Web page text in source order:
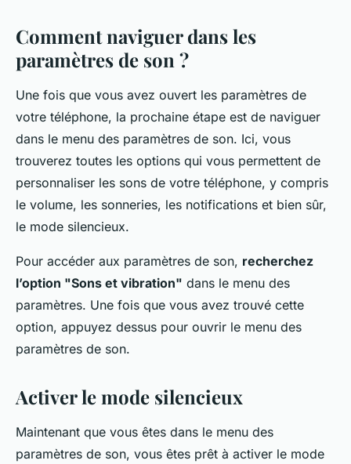
Comment naviguer dans les
paramètres de son ?
Une fois que vous avez ouvert les paramètres de
votre téléphone, la prochaine étape est de naviguer
dans le menu des paramètres de son. Ici, vous
trouverez toutes les options qui vous permettent de
personnaliser les sons de votre téléphone, y compris
le volume, les sonneries, les notifications et bien sûr,
le mode silencieux.
Pour accéder aux paramètres de son, recherchez
l’option "Sons et vibration" dans le menu des
paramètres. Une fois que vous avez trouvé cette
option, appuyez dessus pour ouvrir le menu des
paramètres de son.
Activer le mode silencieux
Maintenant que vous êtes dans le menu des
paramètres de son, vous êtes prêt à activer le mode